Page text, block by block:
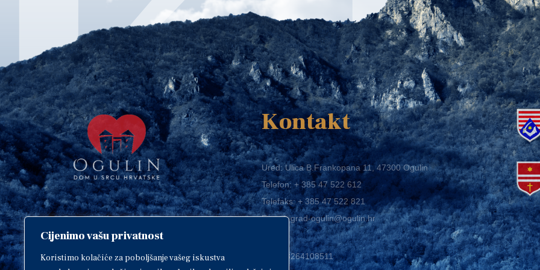
Cijenimo vašu privatnost
Koristimo kolačiće za poboljšanje vašeg iskustva
Copyright © 2018. Grad Ogulin,
sva prava pridržana.
Kontakt
Ured: Ulica B.Frankopana 11, 47300 Ogulin
Telefon:+ 385 47 522 612
Telefaks:+ 385 47 522 821
E-mail:grad-ogulin@ogulin.hr
OIB: 58264108511
IBAN: HR1424020061829700009